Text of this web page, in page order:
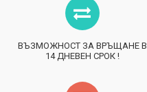
ВЪЗМОЖНОСТ ЗА ВРЪЩАНЕ В
14 ДНЕВЕН СРОК !